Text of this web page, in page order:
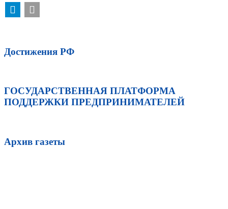
Достижения РФ
ГОСУДАРСТВЕННАЯ ПЛАТФОРМА
ПОДДЕРЖКИ ПРЕДПРИНИМАТЕЛЕЙ
Архив газеты